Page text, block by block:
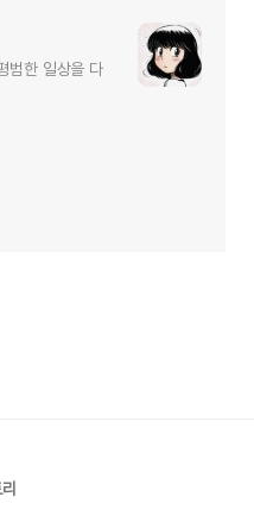
범한 일상을 다